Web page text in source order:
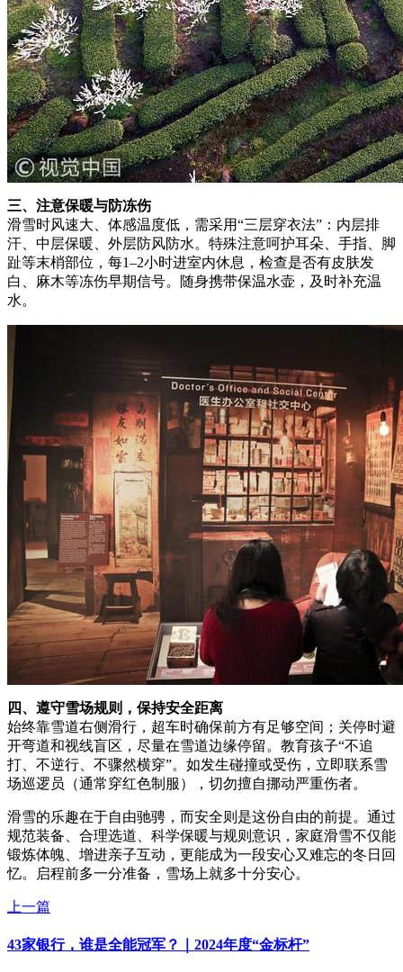
三、注意保暖与防冻伤
滑雪时风速大、体感温度低，需采用“三层穿衣法”：内层排
汗、中层保暖、外层防风防水。特殊注意呵护耳朵、手指、脚
趾等末梢部位，每1–2小时进室内休息，检查是否有皮肤发
白、麻木等冻伤早期信号。随身携带保温水壶，及时补充温
水。
四、遵守雪场规则，保持安全距离
始终靠雪道右侧滑行，超车时确保前方有足够空间；关停时避
开弯道和视线盲区，尽量在雪道边缘停留。教育孩子“不追
打、不逆行、不骤然横穿”。如发生碰撞或受伤，立即联系雪
场巡逻员（通常穿红色制服），切勿擅自挪动严重伤者。
滑雪的乐趣在于自由驰骋，而安全则是这份自由的前提。通过
规范装备、合理选道、科学保暖与规则意识，家庭滑雪不仅能
锻炼体魄、增进亲子互动，更能成为一段安心又难忘的冬日回
忆。启程前多一分准备，雪场上就多十分安心。
上一篇
43家银行，谁是全能冠军？｜2024年度“金标杆”